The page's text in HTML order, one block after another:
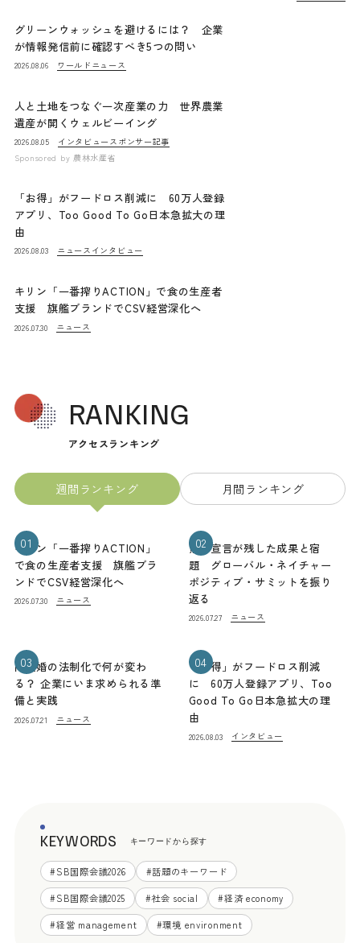
グリーンウォッシュを避けるには？ 企業
が情報発信前に確認すべき5つの問い
2026.08.06 ワールドニュース
人と土地をつなぐ一次産業の力 世界農業
遺産が開くウェルビーイング
2026.08.05 インタビュー スポンサー記事
Sponsored by 農林水産省
「お得」がフードロス削減に 60万人登録
アプリ、Too Good To Go日本急拡大の理
由
2026.08.03 ニュース インタビュー
キリン「一番搾りACTION」で食の生産者
支援 旗艦ブランドでCSV経営深化へ
2026.07.30 ニュース
RANKING
アクセスランキング
週間ランキング 月間ランキング
01
キリン「一番搾りACTION」
で食の生産者支援 旗艦ブラ
ンドでCSV経営深化へ
2026.07.30 ニュース
02
熊本宣言が残した成果と宿
題 グローバル・ネイチャー
ポジティブ・サミットを振り
返る
2026.07.27 ニュース
03
同性婚の法制化で何が変わ
る？ 企業にいま求められる準
備と実践
2026.07.21 ニュース
04
「お得」がフードロス削減
に 60万人登録アプリ、Too
Good To Go日本急拡大の理
由
2026.08.03 インタビュー
KEYWORDS キーワードから探す
#SB国際会議2026 #話題のキーワード
#SB国際会議2025 #社会 social #経済 economy
#経営 management #環境 environment